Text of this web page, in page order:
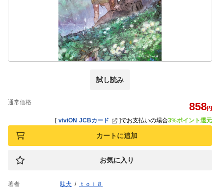
試し読み
通常価格 858円
[ viviON JCBカード ]でお支払いの場合3%ポイント還元
カートに追加
お気に入り
著者 駄犬 ｔｏｉ８